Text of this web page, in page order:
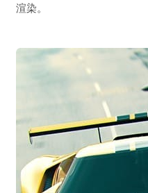
渲染。